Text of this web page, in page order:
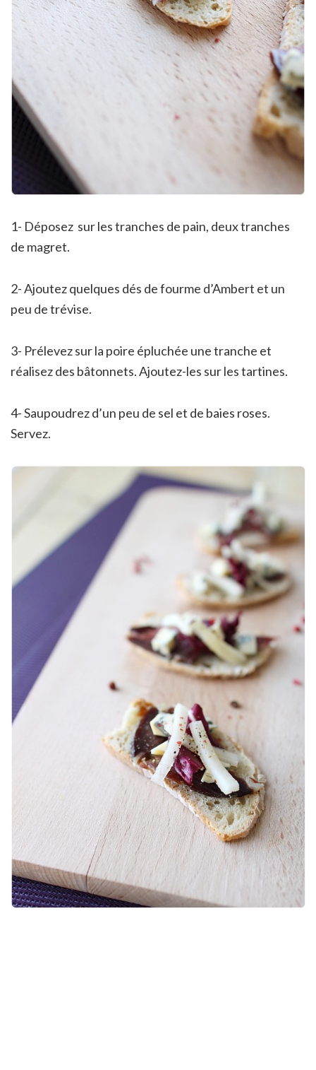
1- Déposez sur les tranches de pain, deux tranches
de magret.
2- Ajoutez quelques dés de fourme d’Ambert et un
peu de trévise.
3- Prélevez sur la poire épluchée une tranche et
réalisez des bâtonnets. Ajoutez-les sur les tartines.
4- Saupoudrez d’un peu de sel et de baies roses.
Servez.